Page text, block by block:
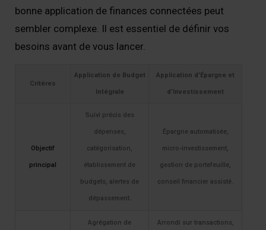
bonne application de finances connectées peut
sembler complexe. Il est essentiel de définir vos
besoins avant de vous lancer.
Critères
Application de Budget
Intégrale
Application d’Épargne et
d’Investissement
Objectif
principal
Suivi précis des
dépenses,
catégorisation,
établissement de
budgets, alertes de
dépassement.
Épargne automatisée,
micro-investissement,
gestion de portefeuille,
conseil financier assisté.
Agrégation de Arrondi sur transactions,